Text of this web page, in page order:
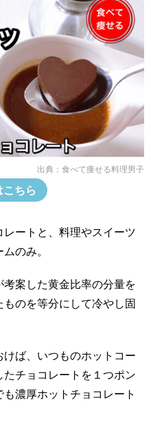
出典： 食べて痩せる料理男子
ちら
ートと、料理やスイーツ
のみ。
案した黄金比率の分量を
のを等分にして冷やし固
ば、いつものホットコー
チョコレートを１つポン
濃厚ホットチョコレート